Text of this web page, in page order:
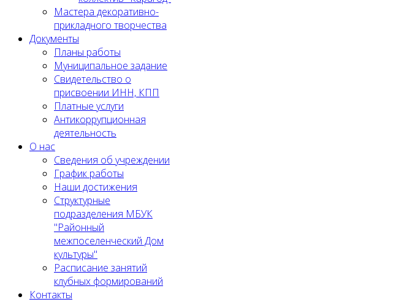
Мастера декоративно-
прикладного творчества
Документы
Планы работы
Муниципальное задание
Cвидетельство о
присвоении ИНН, КПП
Платные услуги
Антикоррупционная
деятельность
О нас
Сведения об учреждении
График работы
Наши достижения
Структурные
подразделения МБУК
"Районный
межпоселенческий Дом
культуры"
Расписание занятий
клубных формирований
Контакты